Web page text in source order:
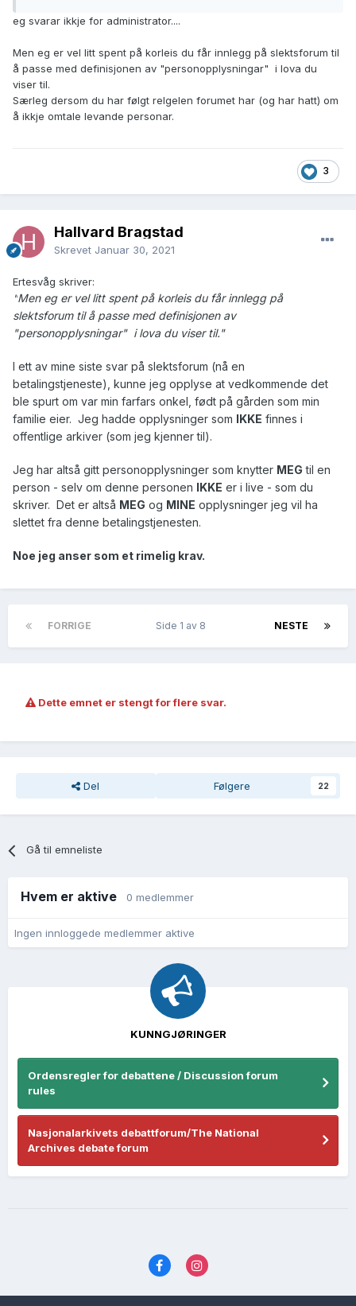
eg svarar ikkje for administrator....
Men eg er vel litt spent på korleis du får innlegg på slektsforum til
å passe med definisjonen av "personopplysningar" i lova du
viser til.
Særleg dersom du har følgt relgelen forumet har (og har hatt) om
å ikkje omtale levande personar.
3
Hallvard Bragstad
Skrevet Januar 30, 2021
Ertesvåg skriver:
"Men eg er vel litt spent på korleis du får innlegg på
slektsforum til å passe med definisjonen av
"personopplysningar" i lova du viser til."
I ett av mine siste svar på slektsforum (nå en
betalingstjeneste), kunne jeg opplyse at vedkommende det
ble spurt om var min farfars onkel, født på gården som min
familie eier. Jeg hadde opplysninger som IKKE finnes i
offentlige arkiver (som jeg kjenner til).
Jeg har altså gitt personopplysninger som knytter MEG til en
person - selv om denne personen IKKE er i live - som du
skriver. Det er altså MEG og MINE opplysninger jeg vil ha
slettet fra denne betalingstjenesten.
Noe jeg anser som et rimelig krav.
FORRIGE NESTE
Side 1 av 8
Dette emnet er stengt for flere svar.
Del Følgere 22
Gå til emneliste
Hvem er aktive 0 medlemmer
Ingen innloggede medlemmer aktive
KUNNGJØRINGER
Ordensregler for debattene / Discussion forum
rules
Nasjonalarkivets debattforum/The National
Archives debate forum